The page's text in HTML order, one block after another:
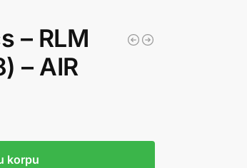
– RLM
– AIR
korpu